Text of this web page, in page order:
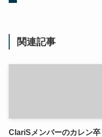
関連記事
ClariSメンバーのカレン卒